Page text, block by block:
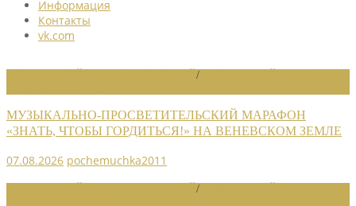
Информация
Контакты
vk.com
/
МУЗЫКАЛЬНО-ПРОСВЕТИТЕЛЬСКИЙ МАРАФОН
«ЗНАТЬ, ЧТОБЫ ГОРДИТЬСЯ!» НА ВЕНЕВСКОМ ЗЕМЛЕ
07.08.2026 pochemuchka2011
/